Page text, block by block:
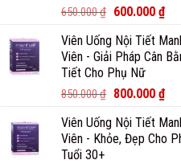
650.000₫ 600.000 ₫
Viên Uống Nội Tiết
Viên - Giải Pháp Cân
Tiết Cho Phụ Nữ
850.000₫ 800.000 ₫
Viên Uống Nội Tiết
Viên - Khỏe, Đẹp Cho
Tuổi 30+